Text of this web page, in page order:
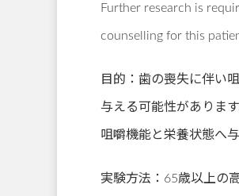
Further research is
counselling for this
目的：歯の喪失に伴い
与える可能性がありま
咀嚼機能と栄養状態へ
実験方法：65歳以上の